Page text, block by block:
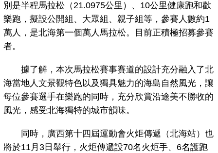
別是半程馬拉松（21.0975公里）、10公里健康跑和歡
樂跑，擬設公開組、大眾組、親子組等，參賽人數約1
萬人，是北海第一個萬人馬拉松。目前正積極招募參賽
者。
據了解，本次馬拉松賽事賽道的設計充分融入了北
海當地人文景觀特色以及獨具魅力的海島自然風光，讓
每位參賽選手在樂跑的同時，充分欣賞沿途美不勝收的
風光，感受北海獨特的城市韻味。
同時，廣西第十四屆運動會火炬傳遞（北海站）也
將於11月3日舉行，火炬傳遞設70名火炬手、6名護跑